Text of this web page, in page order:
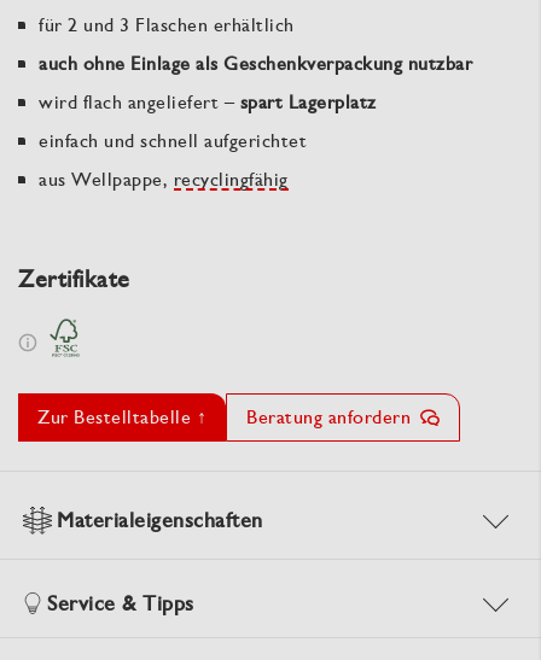
für 2 und 3 Flaschen erhältlich
auch ohne Einlage als Geschenkverpackung nutzbar
wird flach angeliefert –spart Lagerplatz
einfach und schnell aufgerichtet
aus Wellpappe, recyclingfähig
Zertifikate
Zur Bestelltabelle ↑ Beratung anfordern
Materialeigenschaften
Service & Tipps